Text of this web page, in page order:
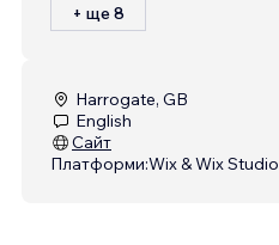
+ ще 8
Harrogate, GB
English
Сайт
Платформи:Wix & Wix Studio